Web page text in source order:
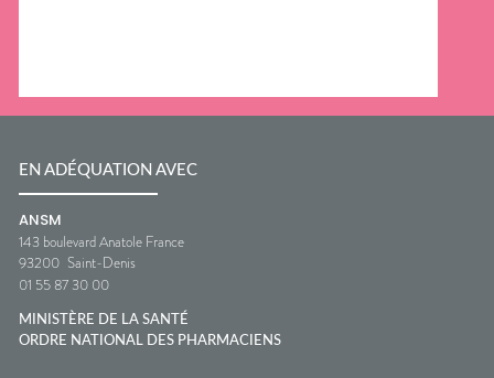
EN ADÉQUATION AVEC
ANSM
143 boulevard Anatole France
93200 Saint-Denis
01 55 87 30 00
MINISTÈRE DE LA SANTÉ
ORDRE NATIONAL DES PHARMACIENS